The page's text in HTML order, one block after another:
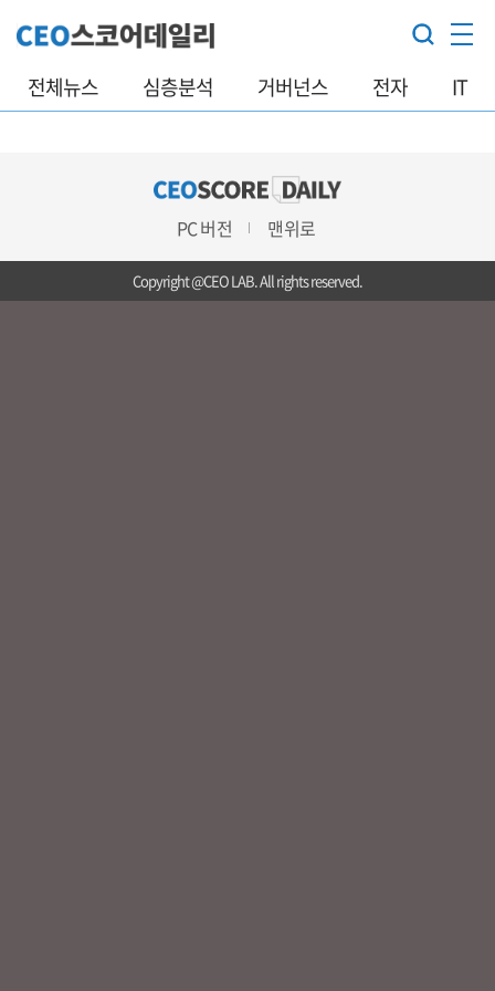
전체뉴스 심층분석 거버넌스 전자 IT
PC 버전 맨위로
Copyright @CEO LAB. All rights reserved.